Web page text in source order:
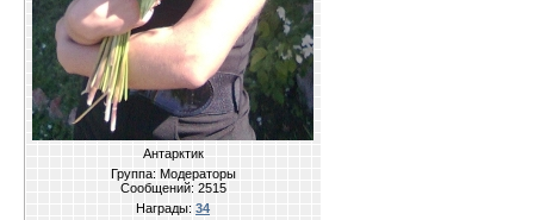
Антарктик
Группа: Модераторы
Сообщений: 2515
Награды: 34